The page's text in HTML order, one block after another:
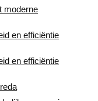
moderne
en efficiëntie
en efficiëntie